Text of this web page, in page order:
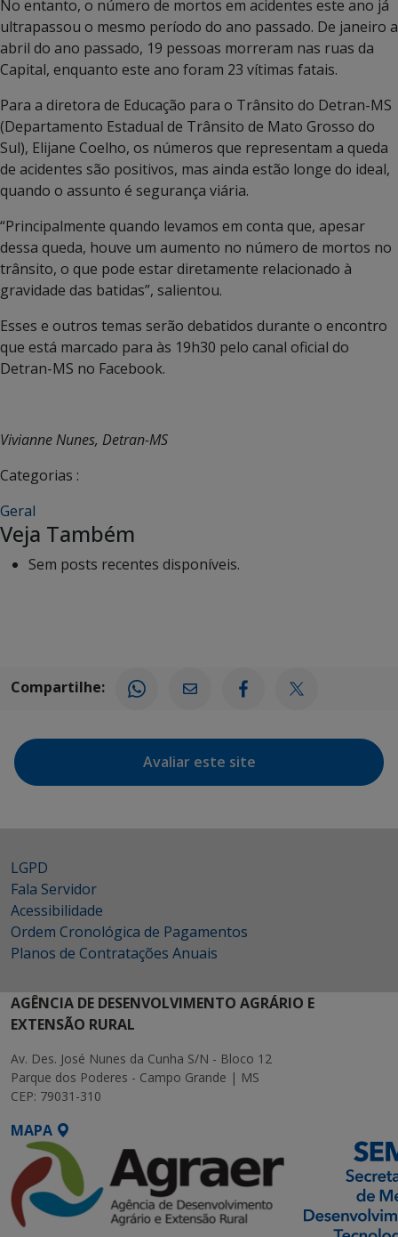
No entanto, o número de mortos em acidentes este ano já
ultrapassou o mesmo período do ano passado. De janeiro a
abril do ano passado, 19 pessoas morreram nas ruas da
Capital, enquanto este ano foram 23 vítimas fatais.
Para a diretora de Educação para o Trânsito do Detran-MS
(Departamento Estadual de Trânsito de Mato Grosso do
Sul), Elijane Coelho, os números que representam a queda
de acidentes são positivos, mas ainda estão longe do ideal,
quando o assunto é segurança viária.
“Principalmente quando levamos em conta que, apesar
dessa queda, houve um aumento no número de mortos no
trânsito, o que pode estar diretamente relacionado à
gravidade das batidas”, salientou.
Esses e outros temas serão debatidos durante o encontro
que está marcado para às 19h30 pelo canal oficial do
Detran-MS no Facebook.
Vivianne Nunes, Detran-MS
Categorias :
Geral
Veja Também
Sem posts recentes disponíveis.
Compartilhe:
Avaliar este site
LGPD
Fala Servidor
Acessibilidade
Ordem Cronológica de Pagamentos
Planos de Contratações Anuais
AGÊNCIA DE DESENVOLVIMENTO AGRÁRIO E
EXTENSÃO RURAL
Av. Des. José Nunes da Cunha S/N - Bloco 12
Parque dos Poderes - Campo Grande | MS
CEP: 79031-310
MAPA